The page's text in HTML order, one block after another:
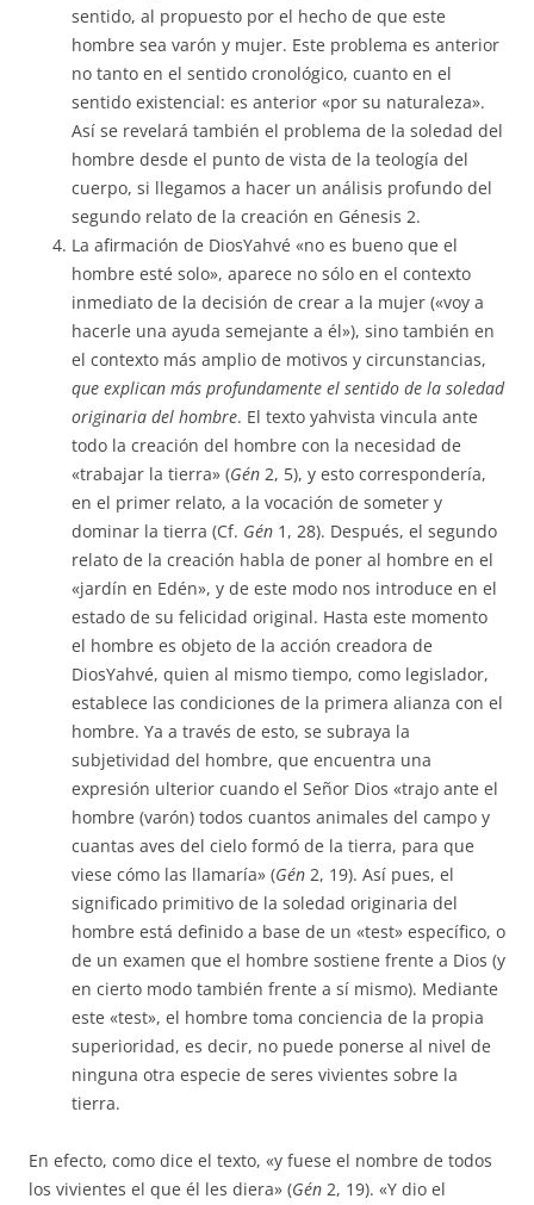
sentido, al propuesto por el hecho de que este
hombre sea varón y mujer. Este problema es anterior
no tanto en el sentido cronológico, cuanto en el
sentido existencial: es anterior «por su naturaleza».
Así se revelará también el problema de la soledad del
hombre desde el punto de vista de la teología del
cuerpo, si llegamos a hacer un análisis profundo del
segundo relato de la creación en Génesis 2.
La afirmación de DiosYahvé «no es bueno que el
hombre esté solo», aparece no sólo en el contexto
inmediato de la decisión de crear a la mujer («voy a
hacerle una ayuda semejante a él»), sino también en
el contexto más amplio de motivos y circunstancias,
que explican más profundamente el sentido de la soledad
originaria del hombre. El texto yahvista vincula ante
todo la creación del hombre con la necesidad de
«trabajar la tierra» (Gén 2, 5), y esto correspondería,
en el primer relato, a la vocación de someter y
dominar la tierra (Cf. Gén 1, 28). Después, el segundo
relato de la creación habla de poner al hombre en el
«jardín en Edén», y de este modo nos introduce en el
estado de su felicidad original. Hasta este momento
el hombre es objeto de la acción creadora de
DiosYahvé, quien al mismo tiempo, como legislador,
establece las condiciones de la primera alianza con el
hombre. Ya a través de esto, se subraya la
subjetividad del hombre, que encuentra una
expresión ulterior cuando el Señor Dios «trajo ante el
hombre (varón) todos cuantos animales del campo y
cuantas aves del cielo formó de la tierra, para que
viese cómo las llamaría» (Gén 2, 19). Así pues, el
significado primitivo de la soledad originaria del
hombre está definido a base de un «test» específico, o
de un examen que el hombre sostiene frente a Dios (y
en cierto modo también frente a sí mismo). Mediante
este «test», el hombre toma conciencia de la propia
superioridad, es decir, no puede ponerse al nivel de
ninguna otra especie de seres vivientes sobre la
tierra.
En efecto, como dice el texto, «y fuese el nombre de todos
los vivientes el que él les diera» (Gén 2, 19). «Y dio el